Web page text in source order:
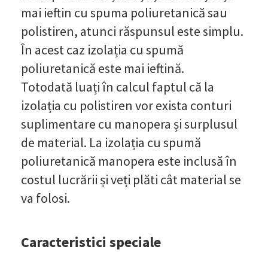
mai ieftin cu spuma poliuretanică sau
polistiren, atunci răspunsul este simplu.
În acest caz izolația cu spumă
poliuretanică este mai ieftină.
Totodată luați în calcul faptul că la
izolația cu polistiren vor exista conturi
suplimentare cu manopera și surplusul
de material. La izolația cu spumă
poliuretanică manopera este inclusă în
costul lucrării și veți plăti cât material se
va folosi.
Caracteristici speciale